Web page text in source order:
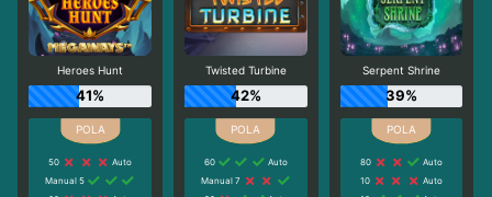
Heroes Hunt
41%
50
Auto
Manual 5
Twisted Turbine
42%
60
Auto
Manual 7
Serpent Shrine
39%
80
Auto
10
Auto